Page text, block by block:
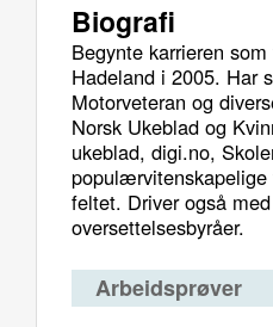
Biografi
Begynte karrieren
Hadeland i 2005. Har
Motorveteran og
Norsk Ukeblad og
ukeblad, digi.no,
feltet. Driver også
oversettelsesbyråer.
Arbeidsprøver